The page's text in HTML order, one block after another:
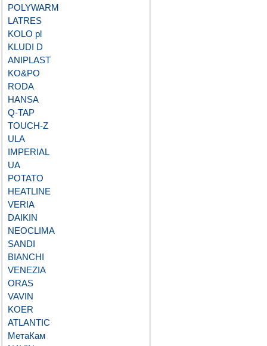
POLYWARM
LATRES
KOLO pl
KLUDI D
ANIPLAST
KO&PO
RODA
HANSA
Q-TAP
TOUCH-Z
ULA
IMPERIAL
UA
POTATO
HEATLINE
VERIA
DAIKIN
NEOCLIMA
SANDI
BIANCHI
VENEZIA
ORAS
VAVIN
KOER
ATLANTIC
МетаКам